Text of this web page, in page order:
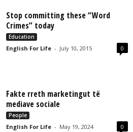
Stop committing these “Word
Crimes” today
Education
English For Life - July 10, 2015 0
Fakte rreth marketingut të
mediave sociale
People
English For Life - May 19, 2024 0